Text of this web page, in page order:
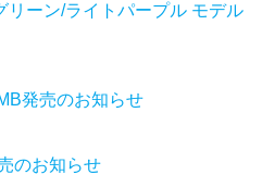
リーン/ライトパープル モデル
発売のお知らせ
のお知らせ